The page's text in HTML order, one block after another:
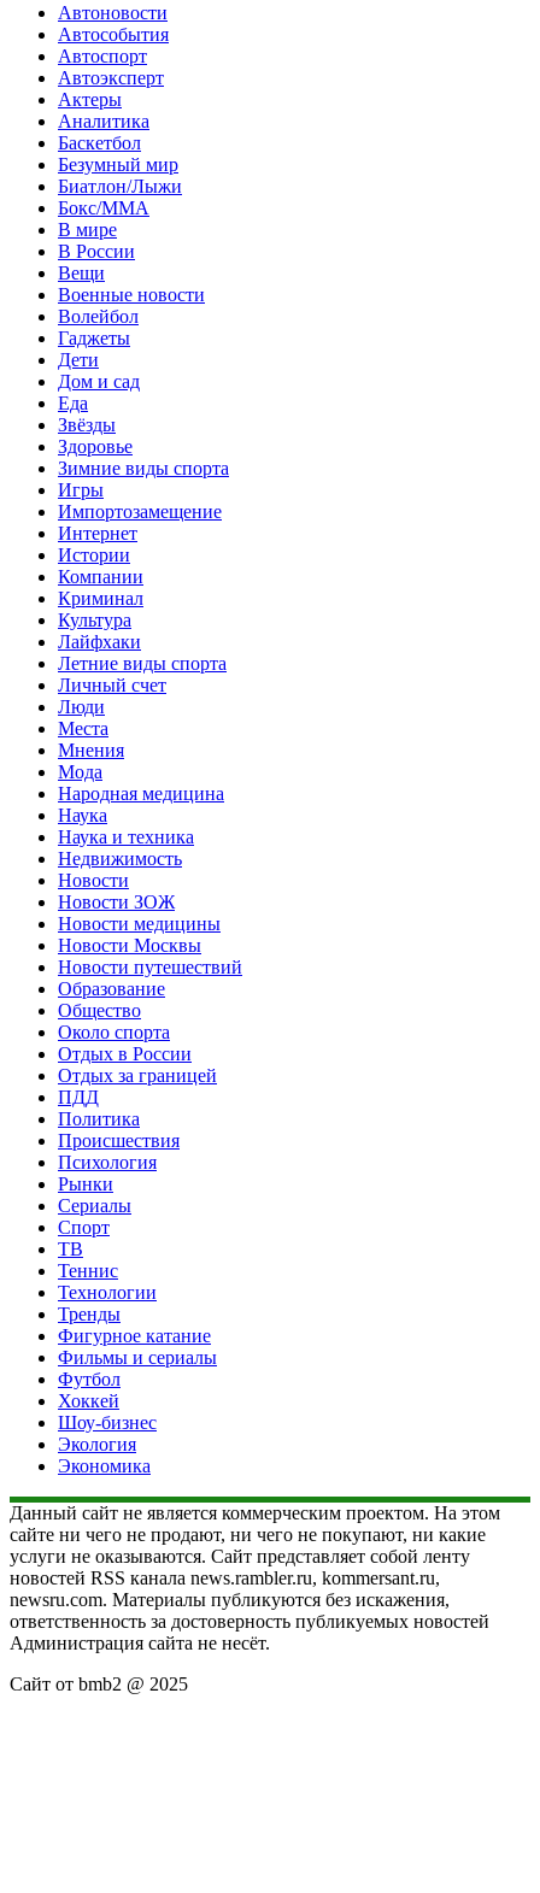
Автоновости
Автособытия
Автоспорт
Автоэксперт
Актеры
Аналитика
Баскетбол
Безумный мир
Биатлон/Лыжи
Бокс/MMA
В мире
В России
Вещи
Военные новости
Волейбол
Гаджеты
Дети
Дом и сад
Еда
Звёзды
Здоровье
Зимние виды спорта
Игры
Импортозамещение
Интернет
Истории
Компании
Криминал
Культура
Лайфхаки
Летние виды спорта
Личный счет
Люди
Места
Мнения
Мода
Народная медицина
Наука
Наука и техника
Недвижимость
Новости
Новости ЗОЖ
Новости медицины
Новости Москвы
Новости путешествий
Образование
Общество
Около спорта
Отдых в России
Отдых за границей
ПДД
Политика
Происшествия
Психология
Рынки
Сериалы
Спорт
ТВ
Теннис
Технологии
Тренды
Фигурное катание
Фильмы и сериалы
Футбол
Хоккей
Шоу-бизнес
Экология
Экономика
Данный сайт не является коммерческим проектом. На этом
сайте ни чего не продают, ни чего не покупают, ни какие
услуги не оказываются. Сайт представляет собой ленту
новостей RSS канала news.rambler.ru, kommersant.ru,
newsru.com. Материалы публикуются без искажения,
ответственность за достоверность публикуемых новостей
Администрация сайта не несёт.
Сайт от bmb2 @ 2025